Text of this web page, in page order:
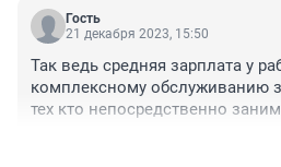
Гость
21 декабря 2023, 15:50
Так ведь средняя зарплата у
комплексному обслуживанию
тех кто непосредственно